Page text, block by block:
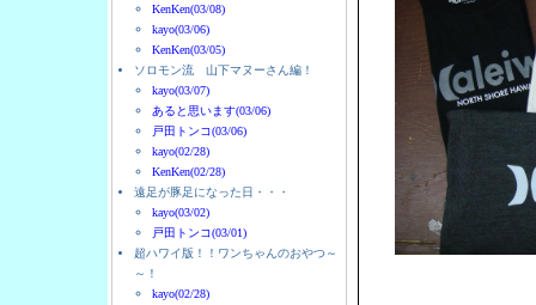
KenKen(03/08)
kayo(03/06)
KenKen(03/05)
ソロモン流 山下マヌーさん編！
kayo(03/07)
あると思います(03/06)
戸田トンコ(03/06)
kayo(02/28)
KenKen(02/28)
遠足が豚足になった日・・・
kayo(03/02)
戸田トンコ(03/01)
超ハワイ版！！ワンちゃんのおやつ～
～！
kayo(02/28)